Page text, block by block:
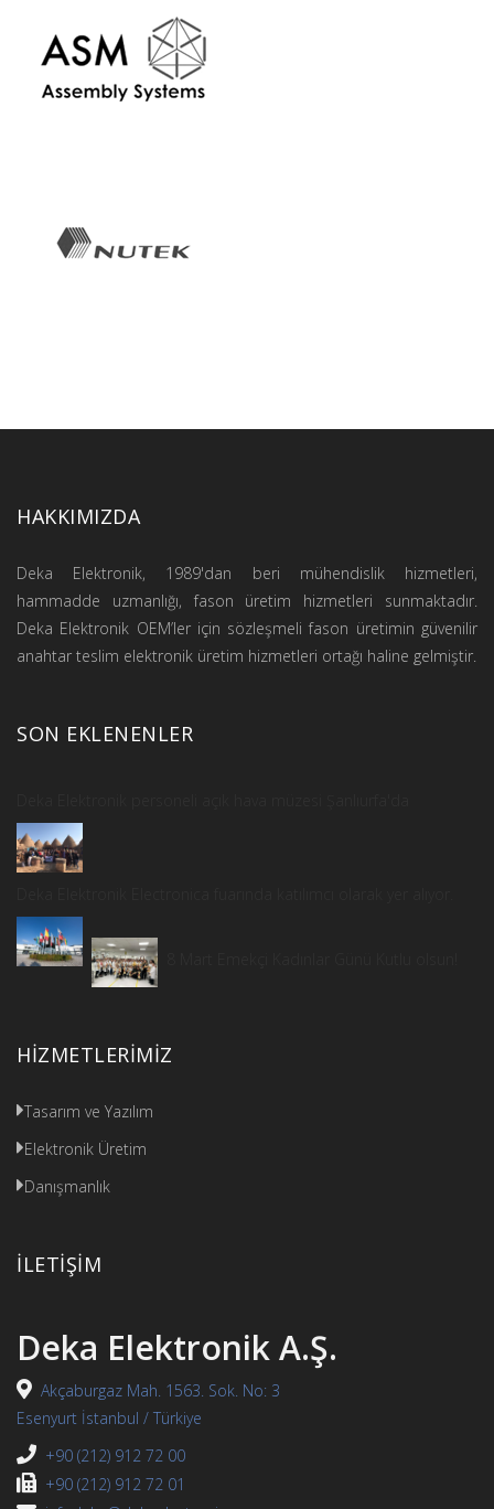
HAKKIMIZDA
Deka Elektronik, 1989'dan beri mühendislik hizmetleri,
hammadde uzmanlığı, fason üretim hizmetleri sunmaktadır.
anahtar teslim elektronik üretim hizmetleri ortağı haline gelmiştir.
Deka Elektronik personeli açık hava müzesi Şanlıurfa'da
Deka Elektronik Electronica fuarında katılımcı olarak yer alıyor.
HIZMETLERIMIZ
Tasarım ve Yazılım
Danışmanlık
İLETIŞIM
Deka Elektronik A.Ş.
Akçaburgaz Mah. 1563. Sok. No: 3
Esenyurt İstanbul / Türkiye